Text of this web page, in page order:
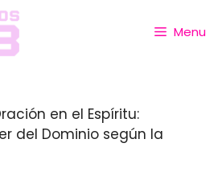
Menu
en el Espíritu:
del Dominio según la